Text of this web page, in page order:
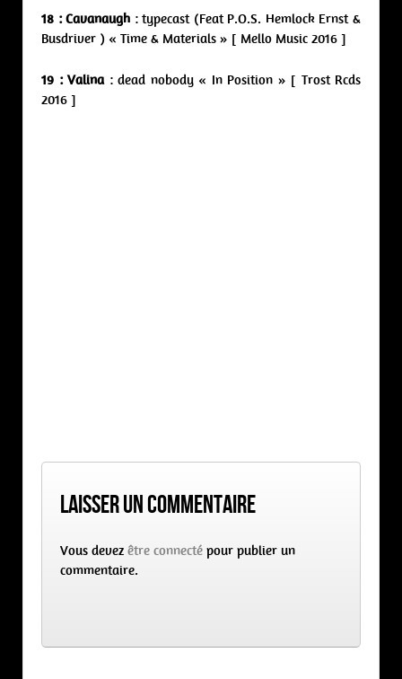
18 : Cavanaugh : typecast (Feat P.O.S. Hemlock Ernst &
Busdriver ) « Time & Materials » [ Mello Music 2016 ]
19 : Valina: dead nobody « In Position » [ Trost Rcds
2016 ]
Laisser un commentaire
Vous devez être connecté pour publier un
commentaire.